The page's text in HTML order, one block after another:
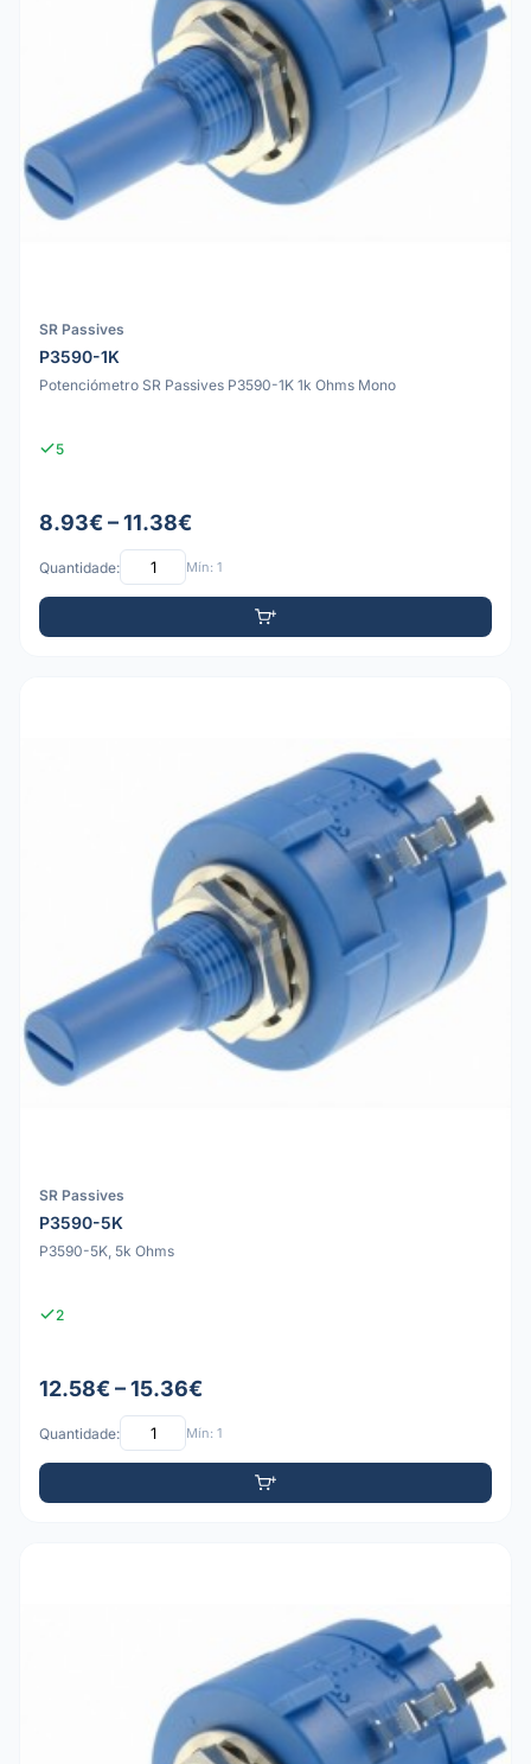
SR Passives
P3590-1K
Potenciómetro SR Passives P3590-1K 1k Ohms Mono
5
8.93€ – 11.38€
Quantidade: Mín: 1
SR Passives
P3590-5K
P3590-5K, 5k Ohms
2
12.58€ – 15.36€
Quantidade: Mín: 1